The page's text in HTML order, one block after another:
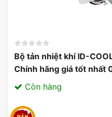
Bộ tản nhiệt khí ID-
Chính hãng giá tốt nhất
Còn hàng